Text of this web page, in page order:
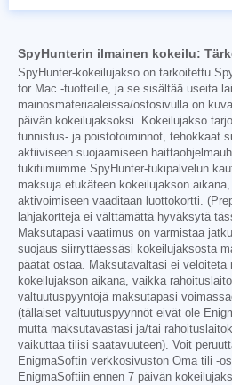
SpyHunterin ilmainen kokeilu:
SpyHunter-kokeilujakso on tarkoitettu
for Mac -tuotteille, ja se sisältää useita
mainosmateriaaleissa/ostosivulla on
päivän kokeilujaksoksi. Kokeilujakso
tunnistus- ja poistotoiminnot, tehokkaat
aktiiviseen suojaamiseen
tukitiimiimme SpyHunter-tukipalvelun
maksuja etukäteen kokeilujakson
aktivoimiseen vaaditaan luottokortti.
lahjakortteja ei välttämättä hyväksytä
Maksutapasi vaatimus on varmistaa
suojaus siirryttäessäsi kokeilujaksosta
päätät ostaa. Maksutavaltasi ei veloiteta
kokeilujakson aikana, vaikka
valtuutuspyyntöjä maksutapasi
(tällaiset valtuutuspyynnöt eivät ole
mutta maksutavastasi ja/tai
vaikuttaa tilisi saatavuuteen). Voit
EnigmaSoftin verkkosivuston Oma tili -
EnigmaSoftiin ennen 7 päivän